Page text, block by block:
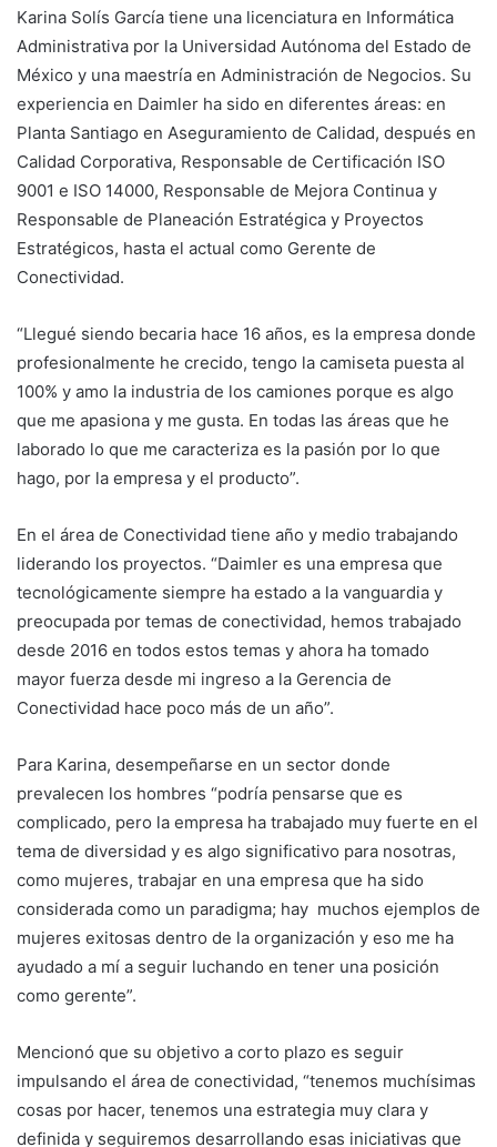
Karina Solís García tiene una licenciatura en Informática
Administrativa por la Universidad Autónoma del Estado de
México y una maestría en Administración de Negocios. Su
experiencia en Daimler ha sido en diferentes áreas: en
Planta Santiago en Aseguramiento de Calidad, después en
Calidad Corporativa, Responsable de Certificación ISO
9001 e ISO 14000, Responsable de Mejora Continua y
Responsable de Planeación Estratégica y Proyectos
Estratégicos, hasta el actual como Gerente de
Conectividad.
“Llegué siendo becaria hace 16 años, es la empresa donde
profesionalmente he crecido, tengo la camiseta puesta al
100% y amo la industria de los camiones porque es algo
que me apasiona y me gusta. En todas las áreas que he
laborado lo que me caracteriza es la pasión por lo que
hago, por la empresa y el producto”.
En el área de Conectividad tiene año y medio trabajando
liderando los proyectos. “Daimler es una empresa que
tecnológicamente siempre ha estado a la vanguardia y
preocupada por temas de conectividad, hemos trabajado
desde 2016 en todos estos temas y ahora ha tomado
mayor fuerza desde mi ingreso a la Gerencia de
Conectividad hace poco más de un año”.
Para Karina, desempeñarse en un sector donde
prevalecen los hombres “podría pensarse que es
complicado, pero la empresa ha trabajado muy fuerte en el
tema de diversidad y es algo significativo para nosotras,
como mujeres, trabajar en una empresa que ha sido
considerada como un paradigma; hay muchos ejemplos de
mujeres exitosas dentro de la organización y eso me ha
ayudado a mí a seguir luchando en tener una posición
como gerente”.
Mencionó que su objetivo a corto plazo es seguir
impulsando el área de conectividad, “tenemos muchísimas
cosas por hacer, tenemos una estrategia muy clara y
definida y seguiremos desarrollando esas iniciativas que